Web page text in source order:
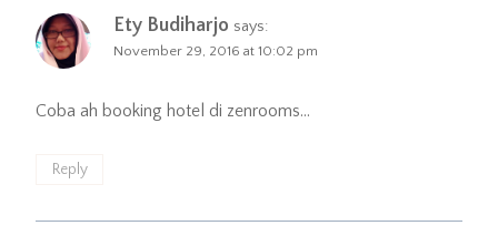
Ety Budiharjo says:
November 29, 2016 at 10:02 pm
Coba ah booking hotel di zenrooms…
Reply